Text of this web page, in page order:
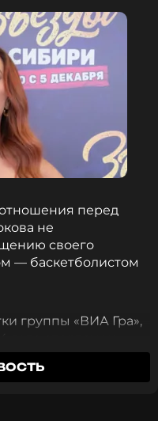
перед
не
своего
— баскетболистом
группы «ВИА Гра»,
года спортсмен
на фоне
ее в